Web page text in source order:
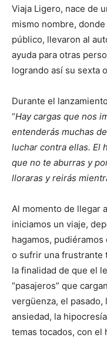
Viaja Ligero, nace de
mismo nombre,
público, llevaron al
ayuda para otras
logrando así su sexta
Durante el
“Hay cargas que nos
entenderás muchas
luchar contra ellas. El
que no te aburras y
lloraras y reirás
Al momento de llegar
iniciamos un viaje,
hagamos,
o sufrir una frustrante
la finalidad de que el
“pasajeros” que
vergüenza, el
ansiedad, la
temas tocados, con el